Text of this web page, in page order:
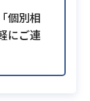
個別相
にご連